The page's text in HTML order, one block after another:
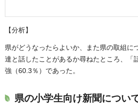
【分析】
県がどうなったらよいか、また県の取組に
達と話したことがあるか尋ねたところ、「
強（60.3％）であった。
県の小学生向け新聞につい